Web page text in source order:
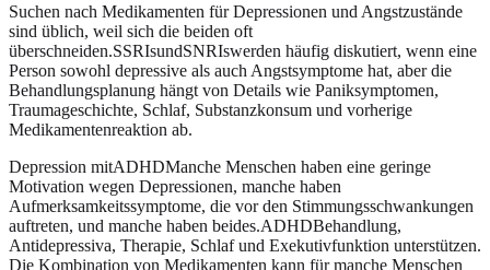
Suchen nach Medikamenten für Depressionen und Angstzustände
sind üblich, weil sich die beiden oft
überschneiden.SSRIsundSNRIswerden häufig diskutiert, wenn eine
Person sowohl depressive als auch Angstsymptome hat, aber die
Behandlungsplanung hängt von Details wie Paniksymptomen,
Traumageschichte, Schlaf, Substanzkonsum und vorherige
Medikamentenreaktion ab.
Depression mitADHDManche Menschen haben eine geringe
Motivation wegen Depressionen, manche haben
Aufmerksamkeitssymptome, die vor den Stimmungsschwankungen
auftreten, und manche haben beides.ADHDBehandlung,
Antidepressiva, Therapie, Schlaf und Exekutivfunktion unterstützen.
Die Kombination von Medikamenten kann für manche Menschen